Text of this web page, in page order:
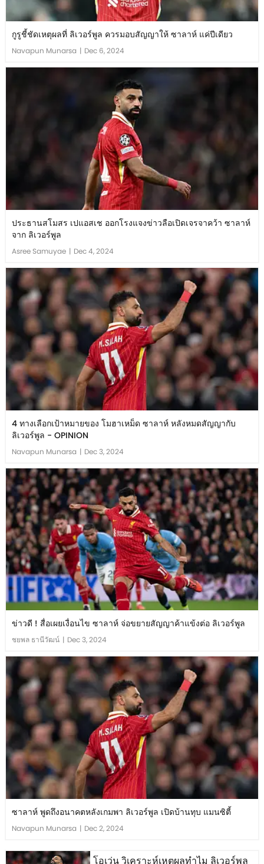
กูรูชี้ชัดเหตุผลที่ ลิเวอร์พูล ควรมอบสัญญาให้ ซาลาห์ แค่ปีเดียว
Navapun Munarsa | Dec 6, 2024
ประธานสโมสร เปแอสเช ออกโรงแจงข่าวลือเปิดเจรจาคว้า ซาลาห์
จาก ลิเวอร์พูล
Asree Samuyae | Dec 4, 2024
4 ทางเลือกเป้าหมายของ โมฮาเหม็ด ซาลาห์ หลังหมดสัญญากับ
ลิเวอร์พูล - OPINION
Navapun Munarsa | Dec 3, 2024
ข่าวดี ! สื่อเผยเงื่อนไข ซาลาห์ จ่อขยายสัญญาค้าแข้งต่อ ลิเวอร์พูล
ชยพล ธานีวัฒน์ | Dec 3, 2024
ซาลาห์ พูดถึงอนาคตหลังเกมพา ลิเวอร์พูล เปิดบ้านทุบ แมนซิตี้
Navapun Munarsa | Dec 2, 2024
โอเว่น วิเคราะห์เหตุผลทำไม ลิเวอร์พูล